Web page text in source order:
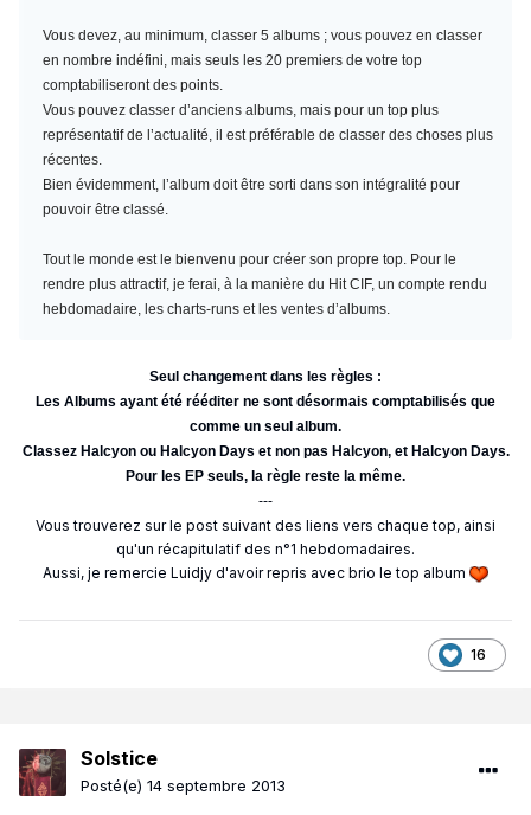
Vous devez, au minimum, classer 5 albums ; vous pouvez en classer
en nombre indéfini, mais seuls les 20 premiers de votre top
comptabiliseront des points.
Vous pouvez classer d’anciens albums, mais pour un top plus
représentatif de l’actualité, il est préférable de classer des choses plus
récentes.
Bien évidemment, l’album doit être sorti dans son intégralité pour
pouvoir être classé.
Tout le monde est le bienvenu pour créer son propre top. Pour le
rendre plus attractif, je ferai, à la manière du Hit CIF, un compte rendu
hebdomadaire, les charts-runs et les ventes d’albums.
Seul changement dans les règles :
Les Albums ayant été rééditer ne sont désormais comptabilisés que
comme un seul album.
Classez Halcyon ou Halcyon Days et non pas Halcyon, et Halcyon Days.
Pour les EP seuls, la règle reste la même.
---
Vous trouverez sur le post suivant des liens vers chaque top, ainsi
qu'un récapitulatif des n°1 hebdomadaires.
Aussi, je remercie Luidjy d'avoir repris avec brio le top album
16
Solstice
Posté(e) 14 septembre 2013